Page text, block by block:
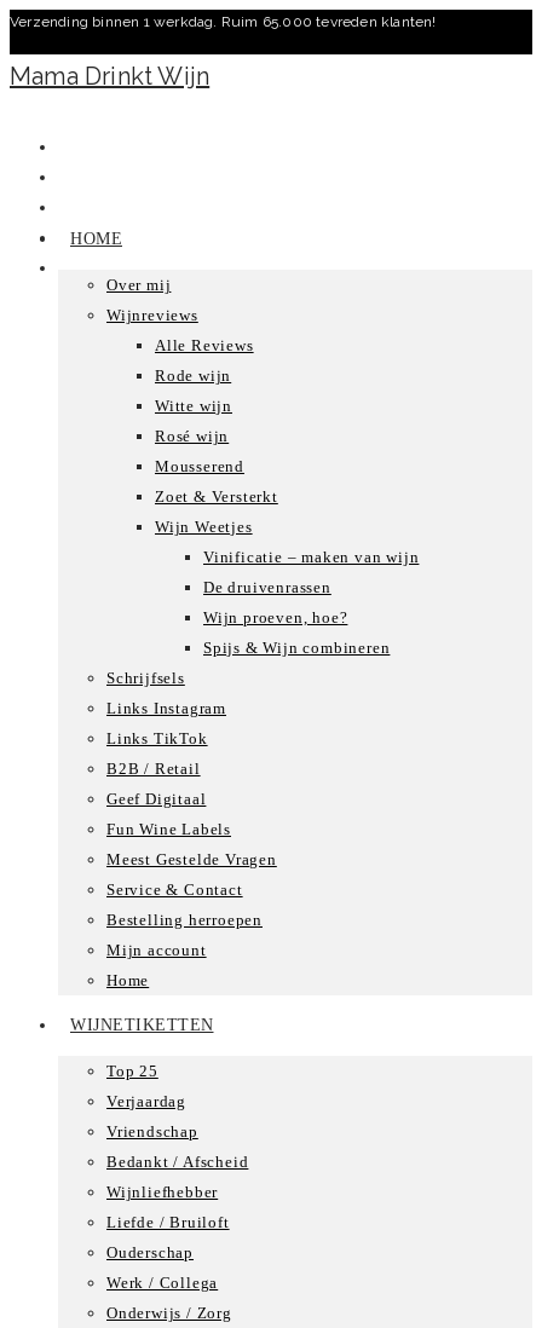
Ga
naar
inhoud
Verzending binnen 1 werkdag. Ruim 65.000 tevreden klanten!
Mama Drinkt Wijn
HOME
Over mij
Wijnreviews
Alle Reviews
Rode wijn
Witte wijn
Rosé wijn
Mousserend
Zoet & Versterkt
Wijn Weetjes
Vinificatie – maken van wijn
De druivenrassen
Wijn proeven, hoe?
Spijs & Wijn combineren
Schrijfsels
Links Instagram
Links TikTok
B2B / Retail
Geef Digitaal
Fun Wine Labels
Meest Gestelde Vragen
Service & Contact
Bestelling herroepen
Mijn account
Home
WIJNETIKETTEN
Top 25
Verjaardag
Vriendschap
Bedankt / Afscheid
Wijnliefhebber
Liefde / Bruiloft
Ouderschap
Werk / Collega
Onderwijs / Zorg